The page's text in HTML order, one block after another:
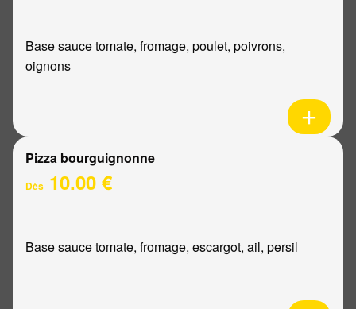
Base sauce tomate, fromage, poulet, poivrons,
oignons
Pizza bourguignonne
Dès 10.00 €
Base sauce tomate, fromage, escargot, ail, persil